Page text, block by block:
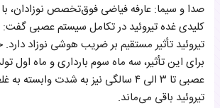
صدا و سیما: عارفه فیاضی فوق‌تخصص نوزادان،
کلیدی غده تیروئید در تکامل سیستم عصبی گفت:
تیروئید تأثیر مستقیم بر ضریب هوشی نوزاد
برای این تأثیر، سه ماه سوم بارداری و ماه اول
عصبی تا ۳ الی ۴ سالگی نیز به شدت
تیروئید باقی می‌ماند.